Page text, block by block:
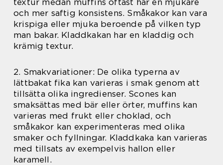
och mer saftig konsistens. Småkakor kan vara
krispiga eller mjuka beroende på vilken typ
man bakar. Kladdkakan har en kladdig och
krämig textur.
2. Smakvariationer: De olika typerna av
lättbakat fika kan varieras i smak genom att
tillsätta olika ingredienser. Scones kan
smaksättas med bär eller örter, muffins kan
varieras med frukt eller choklad, och
småkakor kan experimenteras med olika
smaker och fyllningar. Kladdkaka kan varieras
med tillsats av exempelvis hallon eller
karamell.